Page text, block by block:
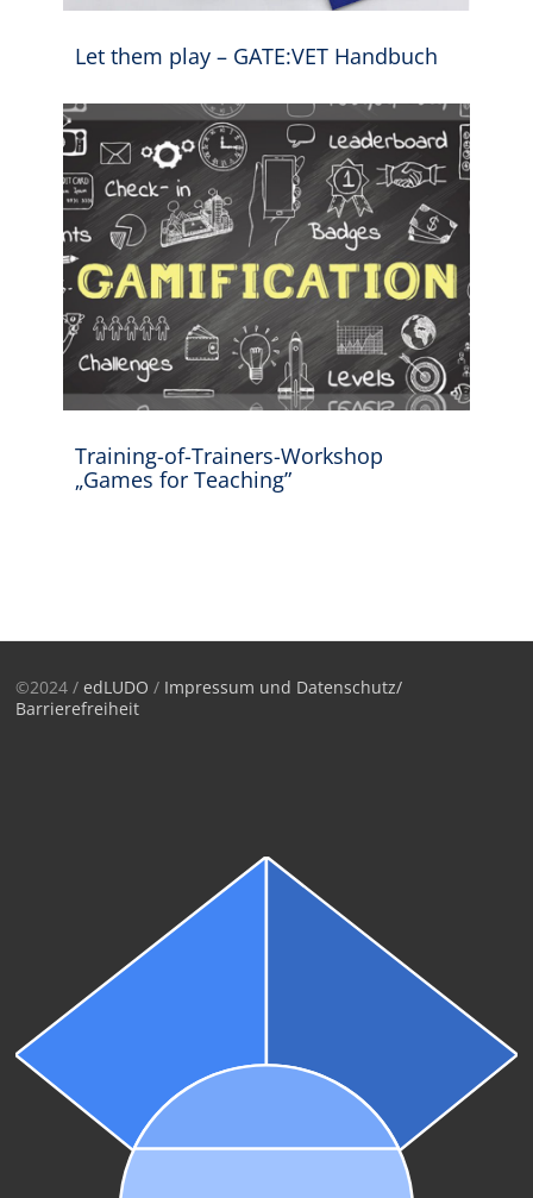
Let them play – GATE:VET Handbuch
Training-of-Trainers-Workshop
„Games for Teaching”
©2024 /edLUDO / Impressum und Datenschutz/
Barrierefreiheit